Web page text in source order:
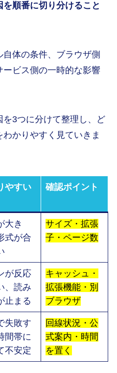
順番に切り分けること
体の条件、ブラウザ側
ビス側の一時的な影響
を3つに分けて整理し、ど
かりやすく見ていきま
やすい
確認ポイント
大き
式が合
サイズ・拡張
子・ページ数
が反応
、読み
止まる
キャッシュ・
拡張機能・別
ブラウザ
失敗す
間帯に
不安定
回線状況・公
式案内・時間
を置く